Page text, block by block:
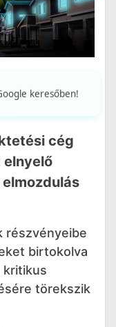
keresőben!
cég
elnyelő
részvényeibe
birtokolva
kritikus
törekszik